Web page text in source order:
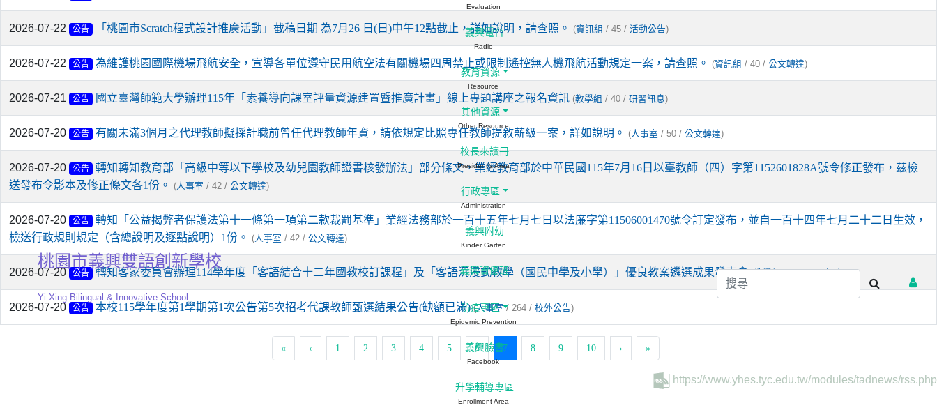
2026-07-22 公告 「桃園市Scratch程式設計推廣活動」截稿日期 為7月26 日(日)中午12點截止，詳如說明，請查照。 (資訊組 / 45 / 活動公告)
2026-07-22 公告 為維護桃園國際機場飛航安全，宣導各單位遵守民用航空法有關機場四周禁止或限制遙控無人機飛航活動規定一案，請查照。 (資訊組 / 40 / 公文轉達)
2026-07-21 公告 國立臺灣師範大學辦理115年「素養導向課室評量資源建置暨推廣計畫」線上專題講座之報名資訊 (教學組 / 40 / 研習訊息)
2026-07-20 公告 有關未滿3個月之代理教師擬採計職前曾任代理教師年資，請依規定比照專任教師提敘薪級一案，詳如說明。 (人事室 / 50 / 公文轉達)
2026-07-20 公告
轉知轉知教育部「高級中等以下學校及幼兒園教師證書核發辦法」部分條文，業經教育部於中華民國115年7月16日以臺教師（四）字第1152601828A號令修正發布，茲檢
送發布令影本及修正條文各1份。
(人事室 / 42 / 公文轉達)
2026-07-20 公告
轉知「公益揭弊者保護法第十一條第一項第二款裁罰基準」業經法務部於一百十五年七月七日以法廉字第11506001470號令訂定發布，並自一百十四年七月二十二日生效，
檢送行政規則規定（含總說明及逐點說明）1份。
(人事室 / 42 / 公文轉達)
2026-07-20 公告 轉知客家委員會辦理114學年度「客語結合十二年國教校訂課程」及「客語沉浸式教學（國民中學及小學）」優良教案遴選成果發表會 (教學組/ 39 /研習訊息)
2026-07-20 公告 本校115學年度第1學期第1次公告第5次招考代課教師甄選結果公告(缺額已滿) (人事室/ 264 / 校外公告)
« ‹ 1 2 3 4 5 6 7(current)
8 9 10 › »
https://www.yhes.tyc.edu.tw/modules/tadnews/rss.php
桃園市義興雙語創新學校
Yi Xing Bilingual & Innovative School
Evaluation
義興電台
Radio
教育資源
Resource
其他資源
Other Resource
校長來讀冊
President's Area
行政專區
Administration
義興附幼
Kinder Garten
義興資優班
防疫專區
Epidemic Prevention
義興臉書
Facebook
升學輔導專區
Enrollment Area